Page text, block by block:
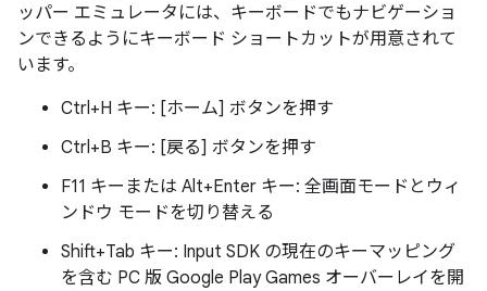
ッパー エミュレータには、キーボードでもナビゲーショ
ンできるようにキーボード ショートカットが用意されて
います。
Ctrl+H キー: [ホーム] ボタンを押す
Ctrl+B キー: [戻る] ボタンを押す
F11 キーまたは Alt+Enter キー: 全画面モードとウィ
ンドウ モードを切り替える
Shift+Tab キー: Input SDK の現在のキーマッピング
を含む PC 版 Google Play Games オーバーレイを開